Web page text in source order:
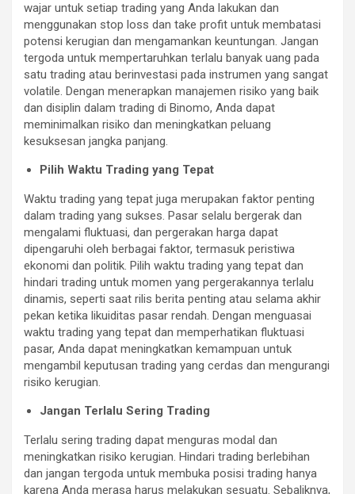
wajar untuk setiap trading yang Anda lakukan dan
menggunakan stop loss dan take profit untuk membatasi
potensi kerugian dan mengamankan keuntungan. Jangan
tergoda untuk mempertaruhkan terlalu banyak uang pada
satu trading atau berinvestasi pada instrumen yang sangat
volatile. Dengan menerapkan manajemen risiko yang baik
dan disiplin dalam trading di Binomo, Anda dapat
meminimalkan risiko dan meningkatkan peluang
kesuksesan jangka panjang.
Pilih Waktu Trading yang Tepat
Waktu trading yang tepat juga merupakan faktor penting
dalam trading yang sukses. Pasar selalu bergerak dan
mengalami fluktuasi, dan pergerakan harga dapat
dipengaruhi oleh berbagai faktor, termasuk peristiwa
ekonomi dan politik. Pilih waktu trading yang tepat dan
hindari trading untuk momen yang pergerakannya terlalu
dinamis, seperti saat rilis berita penting atau selama akhir
pekan ketika likuiditas pasar rendah. Dengan menguasai
waktu trading yang tepat dan memperhatikan fluktuasi
pasar, Anda dapat meningkatkan kemampuan untuk
mengambil keputusan trading yang cerdas dan mengurangi
risiko kerugian.
Jangan Terlalu Sering Trading
Terlalu sering trading dapat menguras modal dan
meningkatkan risiko kerugian. Hindari trading berlebihan
dan jangan tergoda untuk membuka posisi trading hanya
karena Anda merasa harus melakukan sesuatu. Sebaliknya,